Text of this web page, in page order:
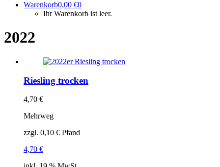
Warenkorb0,00 €0
Ihr Warenkorb ist leer.
2022
Riesling trocken
4,70 €
Mehrweg
zzgl. 0,10 € Pfand
4,70 €